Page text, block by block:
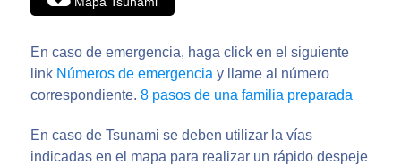
En caso de emergencia, haga click en el siguiente
link Números de emergencia y llame al número
correspondiente. 8 pasos de una familia preparada
En caso de Tsunami se deben utilizar la vías
indicadas en el mapa para realizar un rápido despeje